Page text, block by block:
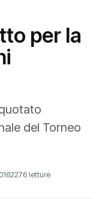
per la
del Torneo
2276 letture